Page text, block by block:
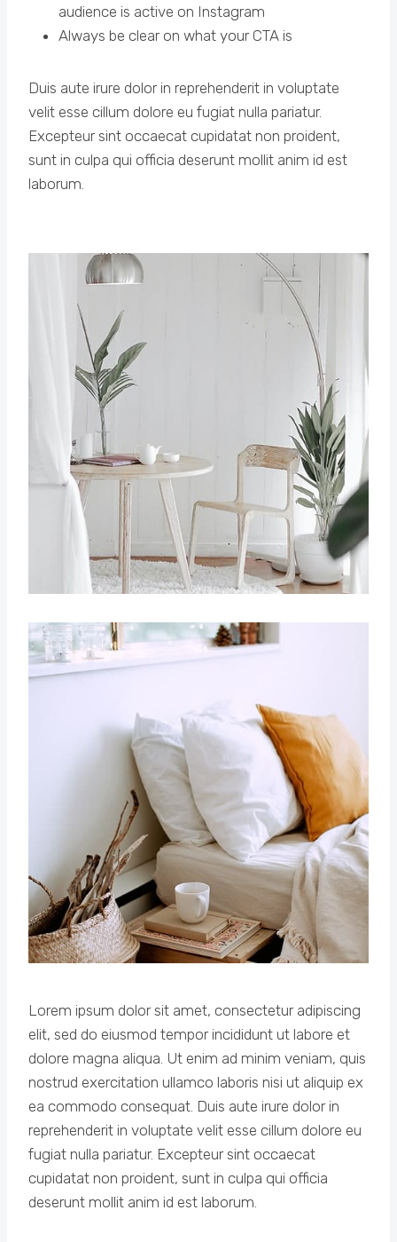
audience is active on Instagram
Always be clear on what your CTA is
Duis aute irure dolor in reprehenderit in voluptate
velit esse cillum dolore eu fugiat nulla pariatur.
Excepteur sint occaecat cupidatat non proident,
sunt in culpa qui officia deserunt mollit anim id est
laborum.
Lorem ipsum dolor sit amet, consectetur adipiscing
elit, sed do eiusmod tempor incididunt ut labore et
dolore magna aliqua. Ut enim ad minim veniam, quis
nostrud exercitation ullamco laboris nisi ut aliquip ex
ea commodo consequat. Duis aute irure dolor in
reprehenderit in voluptate velit esse cillum dolore eu
fugiat nulla pariatur. Excepteur sint occaecat
cupidatat non proident, sunt in culpa qui officia
deserunt mollit anim id est laborum.